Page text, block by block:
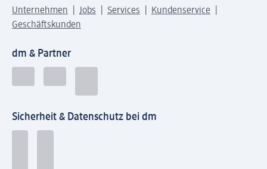
Unternehmen Jobs Services
Kundenservice
Geschäftskunden
dm & Partner
Sicherheit & Datenschutz bei dm